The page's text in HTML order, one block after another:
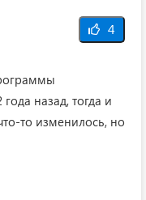
4
назад, тогда и
то изменилось, но